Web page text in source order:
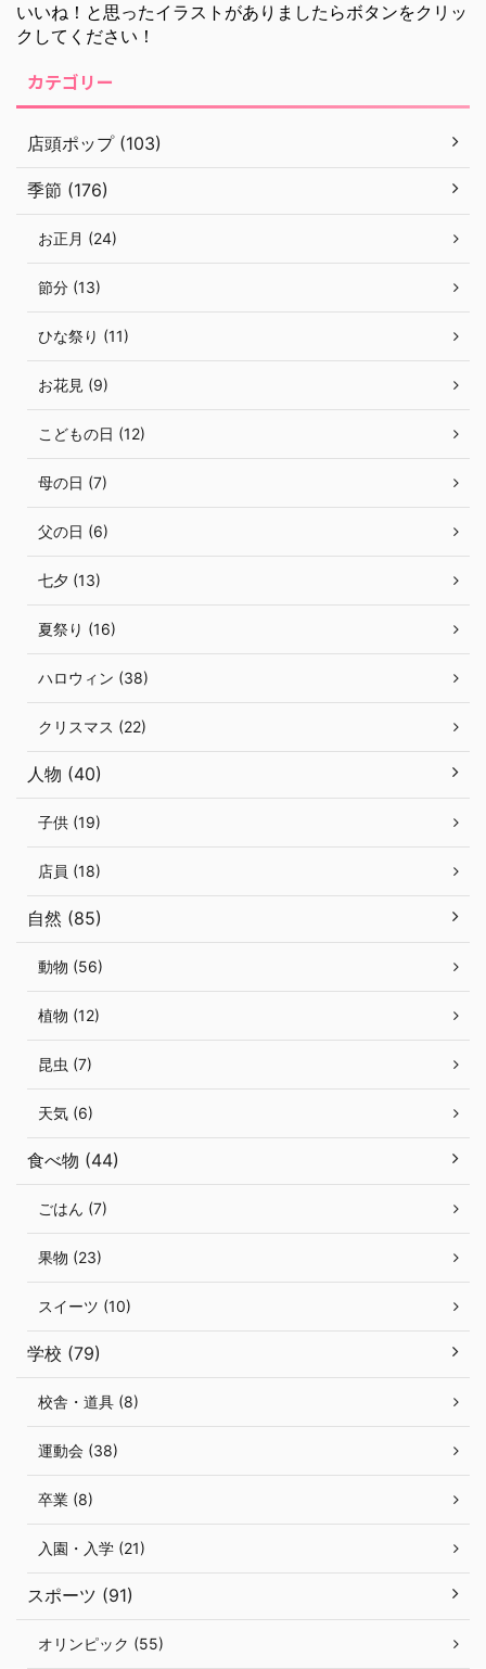
いいね！と思ったイラストがありましたらボタンをクリッ
クしてください！
カテゴリー
店頭ポップ (103)
季節 (176)
お正月 (24)
節分 (13)
ひな祭り (11)
お花見 (9)
こどもの日 (12)
母の日 (7)
父の日 (6)
七夕 (13)
夏祭り (16)
ハロウィン (38)
クリスマス (22)
人物 (40)
子供 (19)
店員 (18)
自然 (85)
動物 (56)
植物 (12)
昆虫 (7)
天気 (6)
食べ物 (44)
ごはん (7)
果物 (23)
スイーツ (10)
学校 (79)
校舎・道具 (8)
運動会 (38)
卒業 (8)
入園・入学 (21)
スポーツ (91)
オリンピック (55)